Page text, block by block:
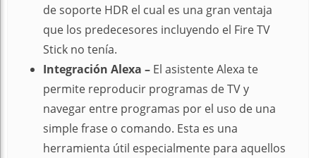
de soporte HDR el cual es una gran ventaja
que los predecesores incluyendo el Fire TV
Stick no tenía.
Integración Alexa – El asistente Alexa te
permite reproducir programas de TV y
navegar entre programas por el uso de una
simple frase o comando. Esta es una
herramienta útil especialmente para aquellos